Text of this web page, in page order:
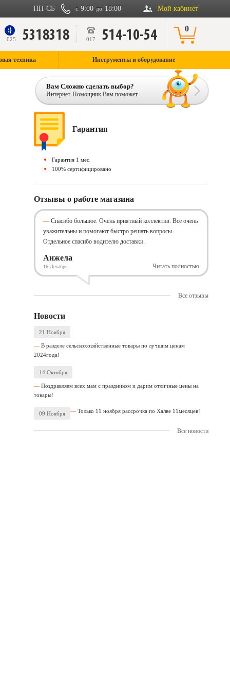
Мой кабинет
с 9:00 до 18:00
ПН-СБ
025 5318318 017 514-10-54 0
техника Инструменты и оборудование
Вам Сложно сделать выбор?
Интернет-Помощник Вам поможет
Гарантия
Гарантия 1 мес.
100% сертифицировано
Отзывы о работе магазина
Спасибо большое. Очень приятный коллектив. Все очень
уважительны и помогают быстро решать вопросы.
Отдельное спасибо водителю доставки.
Анжела
16 Декабря Читать полностью
Все отзывы
Новости
21 Ноября
В разделе сельскохозяйственные товары по лучшим ценам
2024года!
14 Октября
Поздравляем всех мам с праздником и дарим отличные цены на
товары!
09 Ноября Только 11 ноября рассрочка по Халве 11месяцев!
Все новости